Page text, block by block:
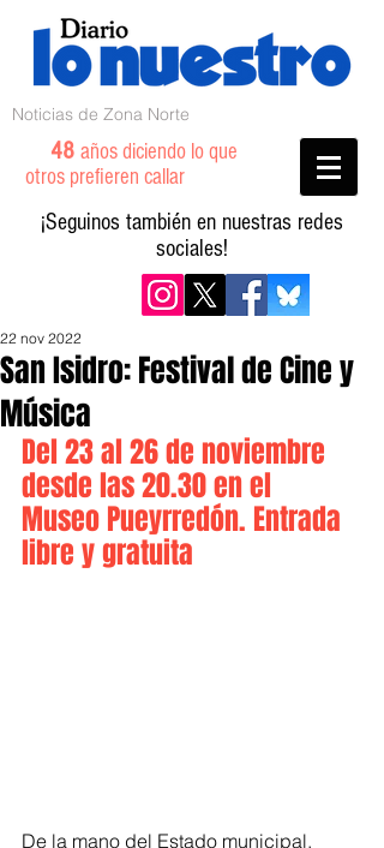
Noticias de Zona Norte
48 años diciendo lo que
otros prefieren callar
¡Seguinos también en nuestras redes
sociales!
San Isidro: Festival de Cine y
Música
22 nov 2022
Del 23 al 26 de noviembre
desde las 20.30 en el
Museo Pueyrredón. Entrada
libre y gratuita
De la mano del Estado municipal,